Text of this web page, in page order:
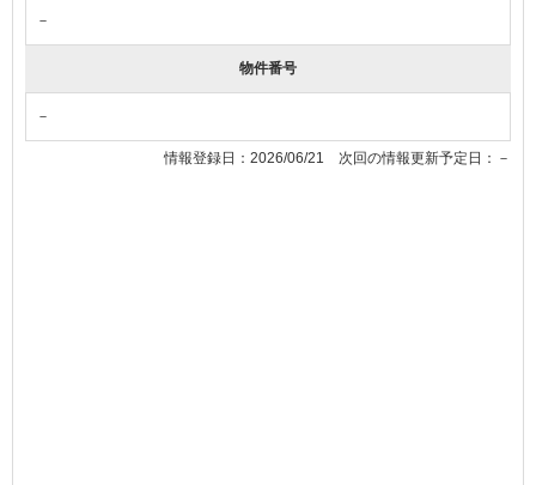
－
物件番号
－
情報登録日：2026/06/21 次回の情報更新予定日：－